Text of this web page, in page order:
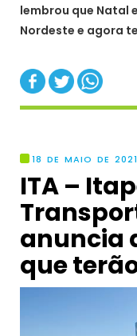
lembrou que Natal
Nordeste e agora
18 DE MAIO DE 2021
ITA –
anuncia
que